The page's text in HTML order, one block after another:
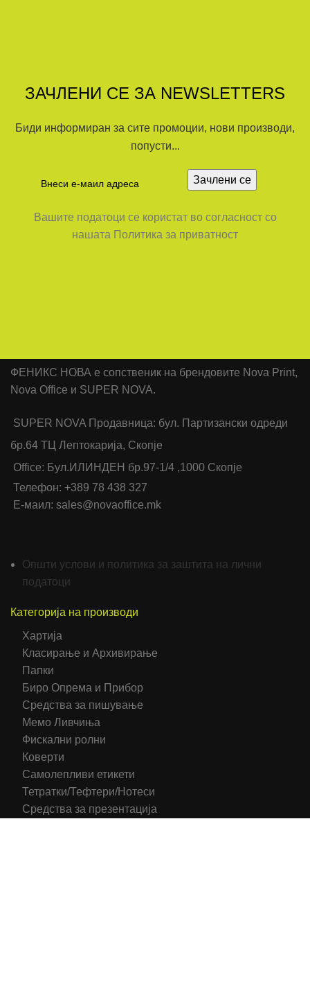
ЗАЧЛЕНИ СЕ ЗА NEWSLETTERS
Биди информиран за сите промоции, нови производи,
попусти...
Вашите податоци се користат во согласност со
нашата Политика за приватност
ФЕНИКС НОВА е сопственик на брендовите Nova Print,
Nova Office и SUPER NOVA.
SUPER NOVA Продавница: бул. Партизански одреди
бр.64 ТЦ Лептокарија, Скопје
Office: Бул.ИЛИНДЕН бр.97-1/4 ,1000 Скопје
Телефон: +389 78 438 327
Е-маил: sales@novaoffice.mk
Општи услови и политика за заштита на лични
податоци
Категорија на производи
Хартија
Класирање и Архивирање
Папки
Биро Опрема и Прибор
Средства за пишување
Мемо Ливчиња
Фискални ролни
Коверти
Самолепливи етикети
Тетратки/Тефтери/Нотеси
Средства за презентација